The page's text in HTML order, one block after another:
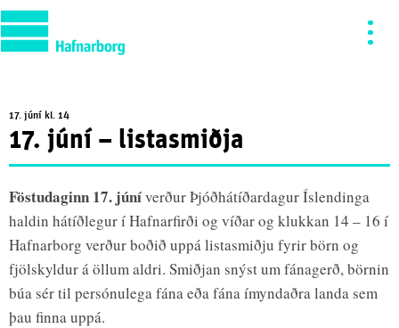
17. júní kl. 14
17. júní – listasmiðja
Föstudaginn 17. júníverður Þjóðhátíðardagur Íslendinga
haldin hátíðlegur í Hafnarfirði og víðar og klukkan 14 – 16 í
Hafnarborg verður boðið uppá listasmiðju fyrir börn og
fjölskyldur á öllum aldri. Smiðjan snýst um fánagerð, börnin
búa sér til persónulega fána eða fána ímyndaðra landa sem
þau finna uppá.